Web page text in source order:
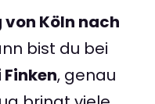
von Köln nach
bist du bei
, genau